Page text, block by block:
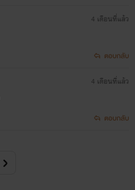
4 เดือนที่แล้ว
ตอบกลับ
4 เดือนที่แล้ว
ตอบกลับ